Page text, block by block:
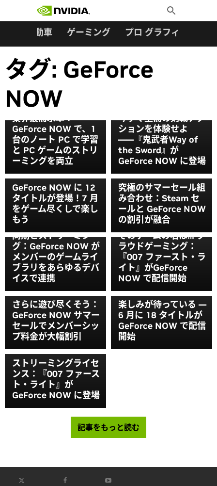
Toggle
Search
自動車 ゲーミング プロ グラフィックス
タグ: GeForce
NOW
業界最高水準：
GeForce NOW で、1
台のノート PC で学習
と PC ゲームのストリ
ーミングを両立
今すぐ至高の剣戟アク
ションを体験せよ
――『鬼武者Way of
the Sword』が
GeForce NOW に登場
GeForce NOW に 12
タイトルが登場！7 月
をゲーム尽くしで楽し
もう
究極のサマーセール組
み合わせ：Steam セ
ールと GeForce NOW
の割引が融合
同期とストリーミン
グ：GeForce NOW が
メンバーのゲームライ
ブラリをあらゆるデバ
イスで連携
そのゲームの名は… ク
ラウドゲーミング：
『007 ファースト・ラ
イト』がGeForce
NOW で配信開始
さらに遊び尽くそう：
GeForce NOW サマー
セールでメンバーシッ
プ料金が大幅割引
楽しみが待っている —
6 月に 18 タイトルが
GeForce NOW で配信
開始
ストリーミングライセ
ンス：『007 ファース
ト・ライト』が
GeForce NOW に登場
記事をもっと読む